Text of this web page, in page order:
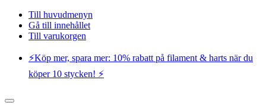
Till huvudmenyn
Gå till innehållet
Till varukorgen
⚡️Köp mer, spara mer: 10% rabatt på filament & harts när du
köper 10 stycken! ⚡️